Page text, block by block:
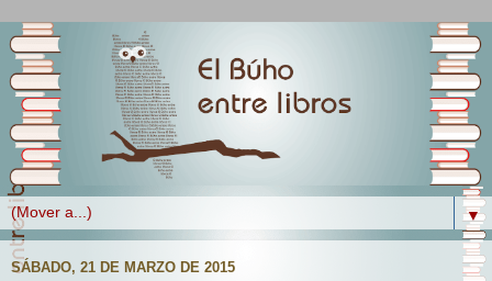
▼
SÁBADO, 21 DE MARZO DE 2015